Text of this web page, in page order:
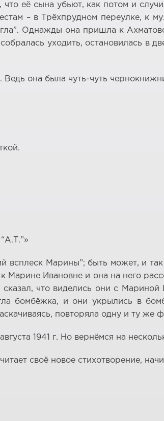
её сына убьют, как потом и
– в Трёхпрудном переулке, к
Однажды она пришла к
уходить, остановилась в
она была чуть-чуть
всплеск Марины”; быть может, и
Марине Ивановне и она на него
что виделись они с
бомбёжка, и они укрылись в
повторяла одну и ту же
1941 г. Но вернёмся на
своё новое стихотворение,